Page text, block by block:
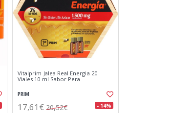
Vitalprim Jalea Real Energia 20
Viales 10 ml Sabor Pera
PRIM
17,61€ 20,52€ - 14%